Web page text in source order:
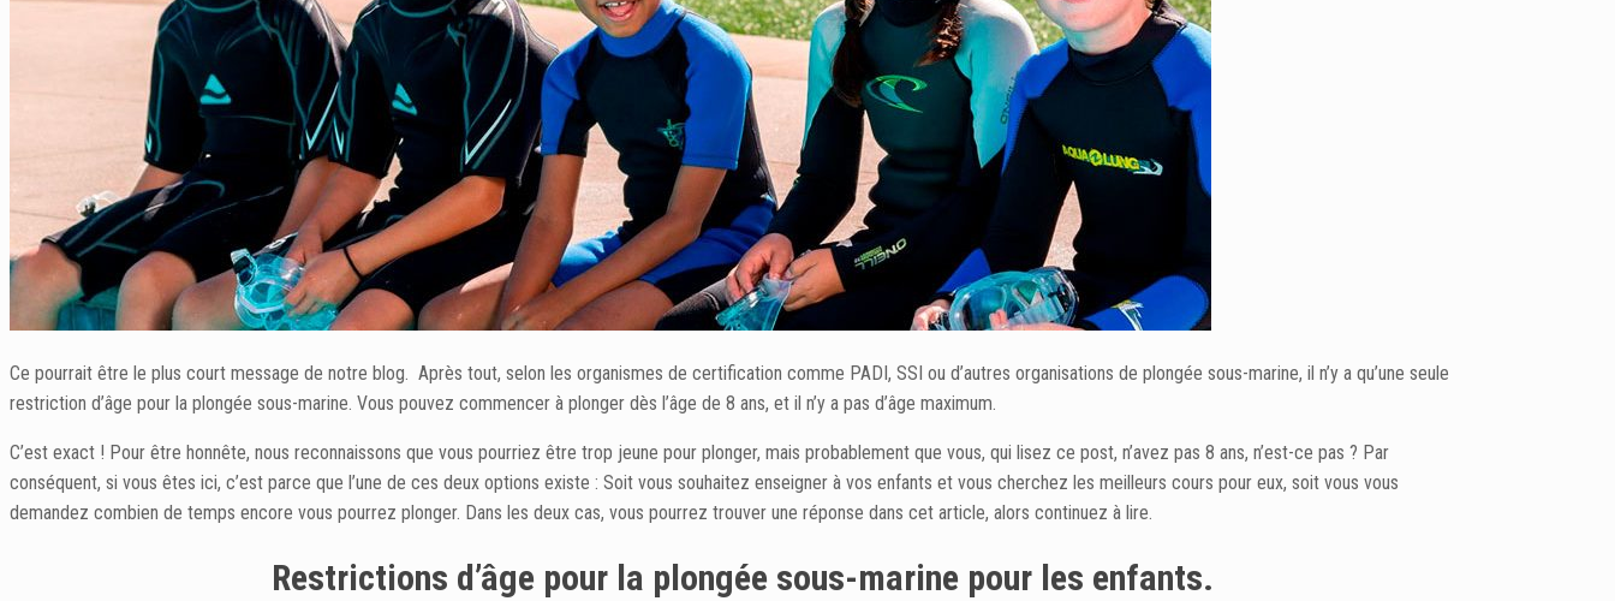
Ce pourrait être le plus court message de notre blog. Après tout, selon les organismes de certification comme PADI, SSI ou d’autres organisations de plongée sous-marine, il n’y a qu’une seule
restriction d’âge pour la plongée sous-marine. Vous pouvez commencer à plonger dès l’âge de 8 ans, et il n’y a pas d’âge maximum.
C’est exact ! Pour être honnête, nous reconnaissons que vous pourriez être trop jeune pour plonger, mais probablement que vous, qui lisez ce post, n’avez pas 8 ans, n’est-ce pas ? Par
conséquent, si vous êtes ici, c’est parce que l’une de ces deux options existe : Soit vous souhaitez enseigner à vos enfants et vous cherchez les meilleurs cours pour eux, soit vous vous
demandez combien de temps encore vous pourrez plonger. Dans les deux cas, vous pourrez trouver une réponse dans cet article, alors continuez à lire.
Restrictions d’âge pour la plongée sous-marine pour les enfants.